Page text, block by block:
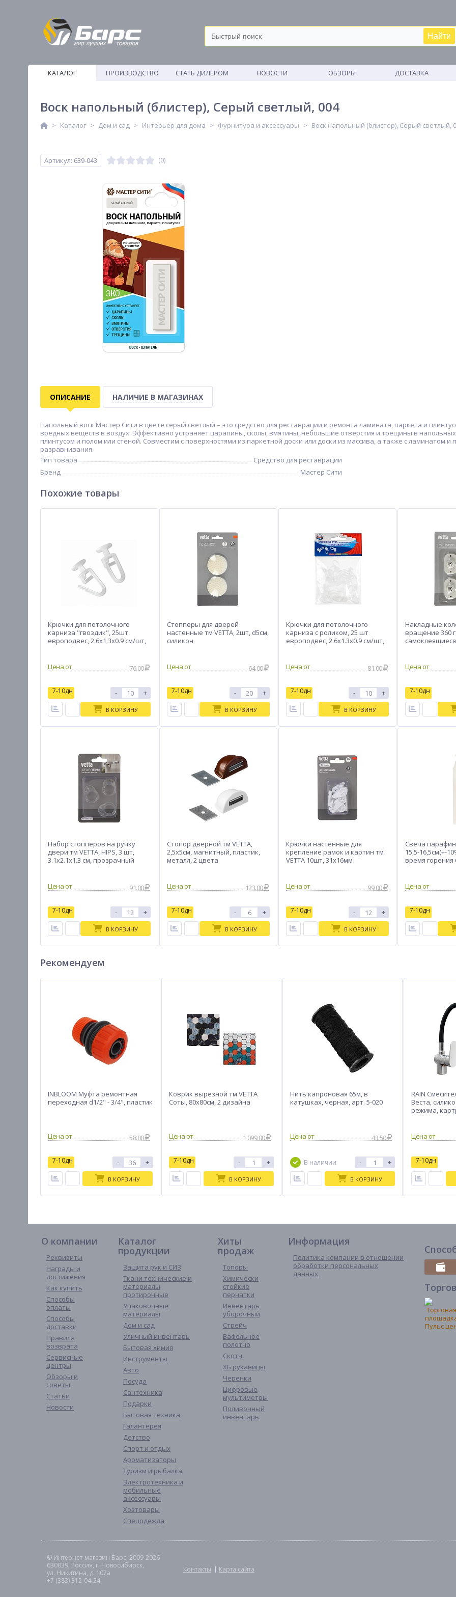
Найти
КАТАЛОГ
ПРОИЗВОДСТВО
СТАТЬ ДИЛЕРОМ НОВОСТИ ОБЗОРЫ ДОСТАВКА
Воск напольный (блистер), Серый светлый, 004
Каталог Дом и сад Интерьер для дома Фурнитура и аксессуары Воск напольный (блистер), Серый светлый,
Артикул: 639-043 (0)
ОПИСАНИЕ НАЛИЧИЕ В МАГАЗИНАХ
Напольный воск Мастер Сити в цвете серый светлый – это средство для реставрации и ремонта ламината, паркета и
вредных веществ в воздух. Эффективно устраняет царапины, сколы, вмятины, небольшие отверстия и трещины в
плинтусом и полом или стеной. Совместим с поверхностями из паркетной доски или доски из массива, а также с
разравнивания.
Тип товара
Средство для реставрации
Бренд
Мастер Сити
Похожие товары
Крючки для потолочного
карниза "гвоздик", 25шт
европодвес, 2.6x1.3x0.9 см/шт,
Цена от
76.00
7-10дн - +
В КОРЗИНУ
Стопперы для дверей
настенные тм VETTA, 2шт, d5см,
силикон
Цена от 64.00
7-10дн - +
В КОРЗИНУ
Крючки для потолочного
карниза с роликом, 25 шт
европодвес, 2.6x1.3x0.9 см/шт,
Цена от
81.00
7-10дн - +
В КОРЗИНУ
Накладные
вращение 360
Цена от
7-10дн
Набор стопперов на ручку
двери тм VETTA, HIPS, 3 шт,
3.1х2.1х1.3 см, прозрачный
Цена от 91.00
7-10дн - +
В КОРЗИНУ
Стопор дверной тм VETTA,
2,5х5см, магнитный, пластик,
металл, 2 цвета
Цена от 123.00
7-10дн - +
В КОРЗИНУ
Крючки настенные для
крепление рамок и картин тм
VETTA 10шт, 31x16мм
Цена от 99.00
7-10дн - +
В КОРЗИНУ
Свеча
15,5-16,5см(+-
время горения
Цена от
7-10дн
Рекомендуем
INBLOOM Муфта ремонтная
переходная d1/2" - 3/4", пластик
58.00
7-10дн - +
В КОРЗИНУ
Коврик вырезной тм VETTA
Соты, 80х80см, 2 дизайна
1 099.00
7-10дн - +
В КОРЗИНУ
Нить капроновая 65м, в
катушках, черная, арт. 5-020
43.50
В наличии - +
В КОРЗИНУ
RAIN
Веста,
режима,
латунь,
7-10дн
О компании
Реквизиты
Награды и
достижения
Как купить
Способы
оплаты
Способы
доставки
Правила
возврата
Сервисные
центры
Обзоры и
советы
Статьи
Новости
Каталог
продукции
Защита рук и СИЗ
Ткани технические и
материалы
протирочные
Упаковочные
материалы
Дом и сад
Уличный инвентарь
Бытовая химия
Инструменты
Авто
Посуда
Сантехника
Подарки
Бытовая техника
Галантерея
Детство
Спорт и отдых
Ароматизаторы
Туризм и рыбалка
Электротехника и
мобильные
аксессуары
Хозтовары
Спецодежда
Хиты
продаж
Топоры
Химически
стойкие
перчатки
Инвентарь
уборочный
Стрейч
Вафельное
полотно
Скотч
ХБ рукавицы
Черенки
Цифровые
мультиметры
Поливочный
инвентарь
Информация
Политика компании в отношении
обработки персональных
данных
© Интернет-магазин Барс, 2009-2026
630039, Россия, г. Новосибирск,
ул. Никитина, д. 107а
+7 (383) 312-04-24
Контакты Карта сайта